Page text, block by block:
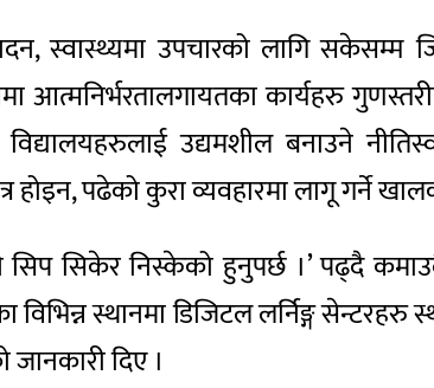
स्वास्थ्यमा उपचारको लागि
आत्मनिर्भरतालगायतका कार्यहरु
उद्यमशील बनाउने
होइन, पढेको कुरा व्यवहारमा लागू गर्ने
हुने सिप सिकेर निस्केको हुनुपर्छ ।’ पढ्दै
स्थानमा डिजिटल लर्निङ्ग सेन्टरहरु
जानकारी दिए ।